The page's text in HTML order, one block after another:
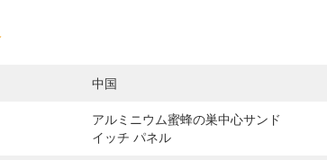
中国
アルミニウム蜜蜂の巣中心サンド
イッチ パネル